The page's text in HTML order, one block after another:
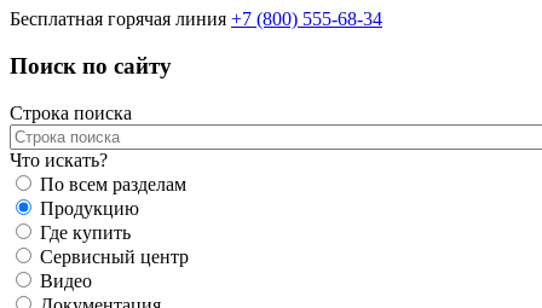
Бесплатная горячая линия +7 (800) 555-68-34
Поиск по сайту
Строка поиска
Что искать?
По всем разделам
Продукцию
Где купить
Сервисный центр
Видео